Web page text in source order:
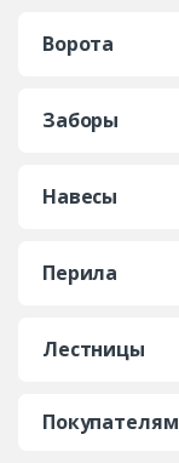
Ворота
Заборы
Навесы
Перила
Лестницы
Покупателям